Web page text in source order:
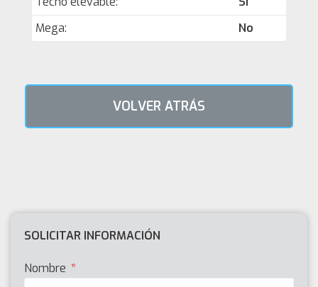
Mega:
No
VOLVER ATRÁS
SOLICITAR INFORMACIÓN
Nombre